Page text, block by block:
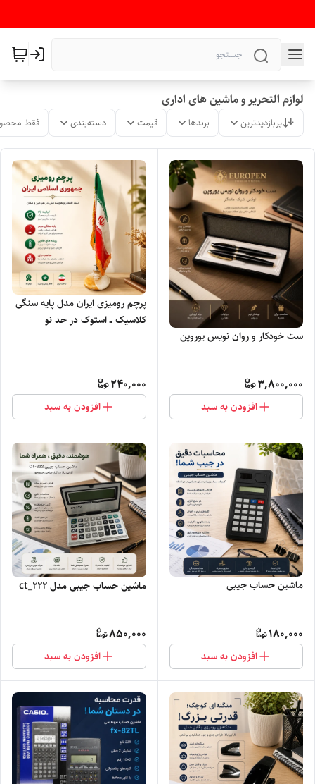
لوازم التحریر و ماشین های اداری
پربازدیدترین برندها قیمت دسته‌بندی فقط
ست خودکار و روان نویس یوروپن
3,800,000
افزودن به سبد
پرچم رومیزی ایران مدل پایه سنگی
کلاسیک ــ استوک در حد نو
240,000
افزودن به سبد
ماشین حساب جیبی
180,000
افزودن به سبد
ماشین حساب جیبی مدل ct_222
850,000
افزودن به سبد